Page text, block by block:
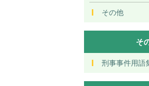
その他
そ
刑事事件用語